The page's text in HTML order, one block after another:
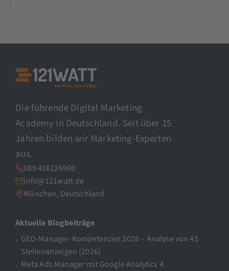
Die führende Digital Marketing
Academy in Deutschland. Seit über 15
Jahren bilden wir Marketing-Experten
aus.
089 416126990
info@121watt.de
München, Deutschland
Aktuelle Blogbeiträge
GEO-Manager-Kompetenzen 2026 – Analyse von 45
Stellenanzeigen (2026)
Meta Ads Manager mit Google Analytics 4